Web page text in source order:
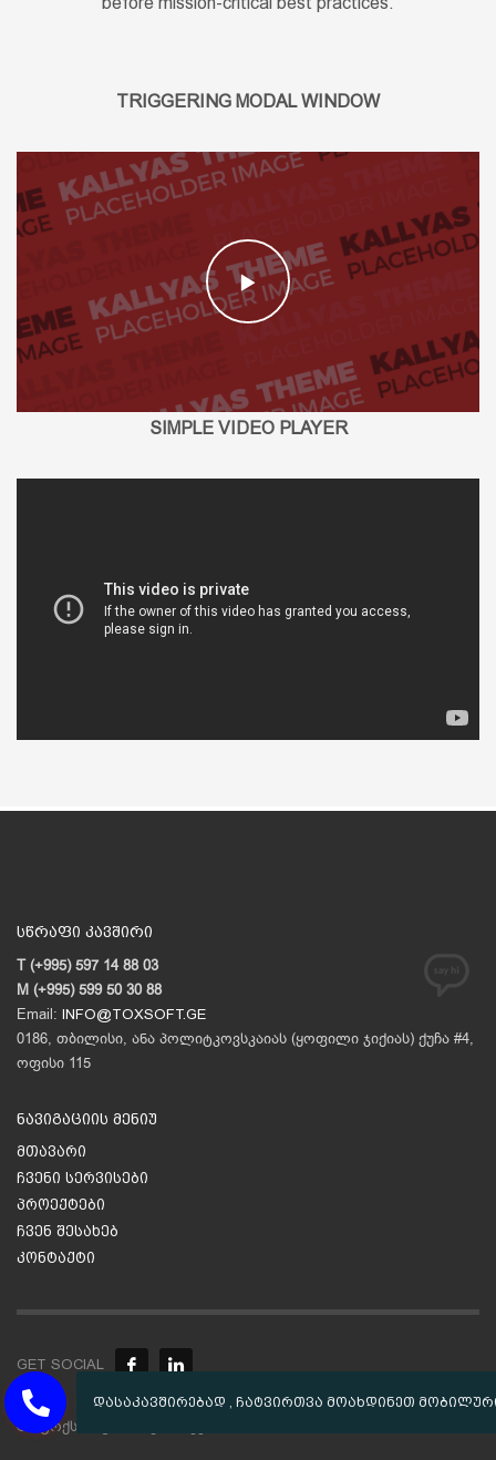
TRIGGERING MODAL WINDOW
SIMPLE VIDEO PLAYER
სწრაფი კავშირი
T (+995) 597 14 88 03
M (+995) 599 50 30 88
Email: INFO@TOXSOFT.GE
0186, თბილისი, ანა პოლიტკოვსკაიას (ყოფილი ჯიქიას) ქუჩა #4,
ოფისი 115
ნავიგაციის მენიუ
მთავარი
ჩვენი სერვისები
პროექტები
ჩვენ შესახებ
კონტაქტი
GET SOCIAL
© «ტოქსსოფთი-საქართველო» © 2010-2020